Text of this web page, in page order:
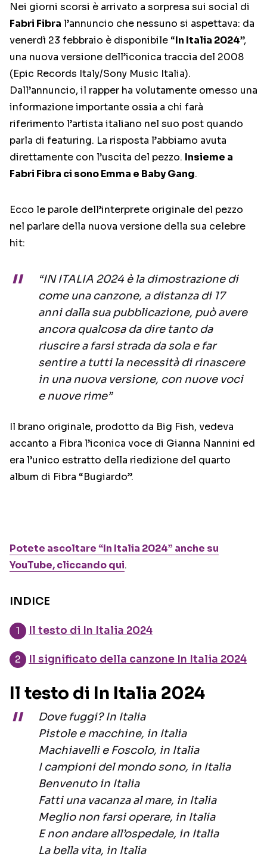
Nei giorni scorsi è arrivato a sorpresa sui social di
Fabri Fibra l’annuncio che nessuno si aspettava: da
venerdì 23 febbraio è disponibile “In Italia 2024”,
una nuova versione dell’iconica traccia del 2008
(Epic Records Italy/Sony Music Italia).
Dall’annuncio, il rapper ha volutamente omesso una
informazione importante ossia a chi farà
riferimento l’artista italiano nel suo post quando
parla di featuring. La risposta l’abbiamo avuta
direttamente con l’uscita del pezzo. Insieme a
Fabri Fibra ci sono Emma e Baby Gang.
Ecco le parole dell’interprete originale del pezzo
nel parlare della nuova versione della sua celebre
hit:
“IN ITALIA 2024 è la dimostrazione di
come una canzone, a distanza di 17
anni dalla sua pubblicazione, può avere
ancora qualcosa da dire tanto da
riuscire a farsi strada da sola e far
sentire a tutti la necessità di rinascere
in una nuova versione, con nuove voci
e nuove rime”
Il brano originale, prodotto da Big Fish, vedeva
accanto a Fibra l’iconica voce di Gianna Nannini ed
era l’unico estratto della riedizione del quarto
album di Fibra “Bugiardo”.
Potete ascoltare “In Italia 2024” anche su
YouTube, cliccando qui.
INDICE
Il testo di In Italia 2024
Il significato della canzone In Italia 2024
Il testo di In Italia 2024
Dove fuggi? In Italia
Pistole e macchine, in Italia
Machiavelli e Foscolo, in Italia
I campioni del mondo sono, in Italia
Benvenuto in Italia
Fatti una vacanza al mare, in Italia
Meglio non farsi operare, in Italia
E non andare all’ospedale, in Italia
La bella vita, in Italia